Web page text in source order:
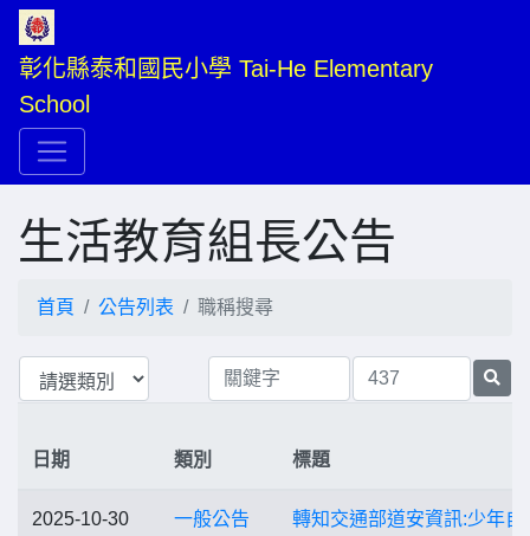
彰化縣泰和國民小學 Tai-He Elementary
School
生活教育組長公告
首頁 公告列表 職稱搜尋
日期 類別 標題
2025-10-30 一般公告
轉知交通部道安資訊:少年自